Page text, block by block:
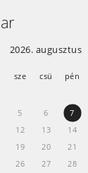
2026. augusztus
sze csü pén
5 6 7
12 13 14
19 20 21
26 27 28